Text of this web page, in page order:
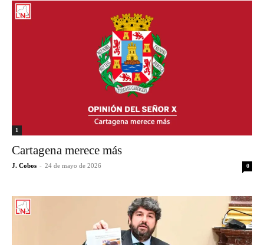
1
Cartagena merece más
J. Cobos - 24 de mayo de 2026 0